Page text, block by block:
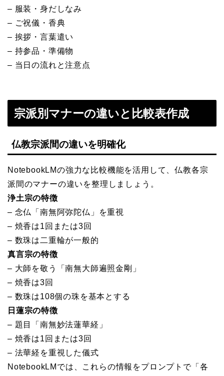
– 服装・身だしなみ
– ご祝儀・香典
– 挨拶・言葉遣い
– 持参品・準備物
– 当日の流れと注意点
宗派別マナーの違いと比較表作成
仏教宗派間の違いを明確化
NotebookLMの強力な比較機能を活用して、仏教各宗
派間のマナーの違いを整理しましょう。
浄土宗の特徴
– 念仏「南無阿弥陀仏」を重視
– 焼香は1回または3回
– 数珠は二重輪が一般的
真言宗の特徴
– 大師を敬う「南無大師遍照金剛」
– 焼香は3回
– 数珠は108個の珠を基本とする
日蓮宗の特徴
– 題目「南無妙法蓮華経」
– 焼香は1回または3回
– 法華経を重視した儀式
NotebookLMでは、これらの情報をプロンプトで「各